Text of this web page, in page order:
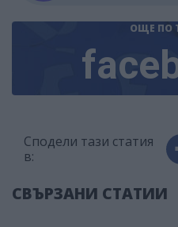
ОЩЕ ПО
Сподели тази статия
в:
СВЪРЗАНИ СТАТИИ